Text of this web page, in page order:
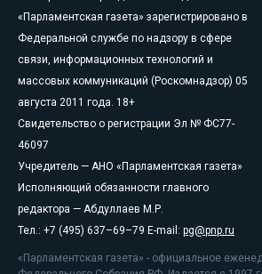
«Парламентская газета» зарегистрировано в
Федеральной службе по надзору в сфере
связи, информационных технологий и
массовых коммуникаций (Роскомнадзор) 05
августа 2011 года. 18+
Свидетельство о регистрации Эл № ФС77-
46097
Учредитель — АНО «Парламентская газета»
Исполняющий обязанности главного
редактора — Абдуллаев М.Р.
Тел.: +7 (495) 637–69–79 E-mail: pg@pnp.ru
«Парламентская газета» - официальное